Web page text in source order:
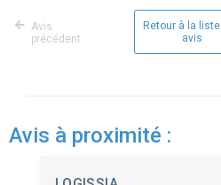
Avis
précédent
Retour à la
avis
Avis à proximité :